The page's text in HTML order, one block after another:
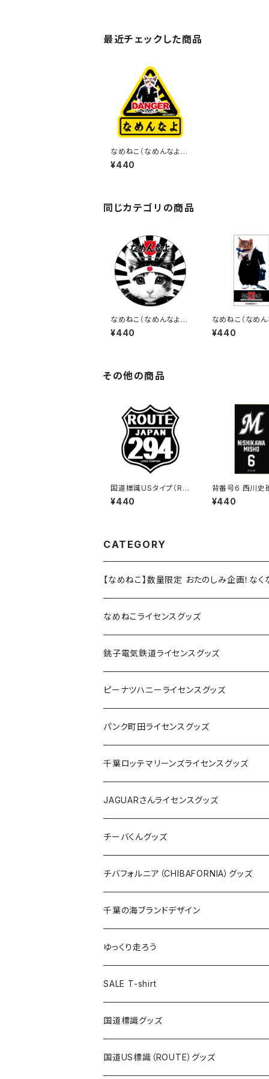
最近チェックした商品
なめねこ（なめんなよ）
ステッカー F-2
¥440
同じカテゴリの商品
なめねこ（なめんなよ）
ステッカー A-1
¥440
なめねこ（なめん
ステッカー B-16
¥440
その他の商品
国道標識USタイプ（RO
UTE）ステッカー 294
号線（ブラック）
¥440
背番号6 西川史
ロッテマリーン
ステッカー（ブラ
¥440
CATEGORY
【なめねこ】数量限定 おたのしみ企画！な
なめねこライセンスグッズ
Tシャツ
キャップ
ステッカー
缶バッジ
ホテルキーホルダー
銚子電気鉄道ライセンスグッズ
ステッカー
缶バッジ
アクリルキーホルダー
ホテルキーホルダー
クリアファイル
Tシャツ
キャップ
トートバッグ
ランチバッグ
エコバッグ
ピーナツハニーライセンスグッズ
Tシャツ
キャップ
バッグ
ステッカー
缶バッジ
キーホルダー
クリアファイル
パンク町田ライセンスグッズ
Tシャツ
キャップ
バッグ
ステッカー
缶バッジ
キーホルダー
クリアファイル
千葉ロッテマリーンズライセンスグッズ
ステッカー
ステッカー
ステッカー大
缶バッジ
缶バッジ32mm
缶バッジ54mm
エコバッグ
JAGUARさんコラボグッズ
Tシャツ
ステッカー
サコッシュ
ホテルキーホルダー
モーテルキーホルダー
トートバッグ
JAGUARさんライセンスグッズ
Tシャツ
ステッカー
缶バッジ
クリアファイル
マスク
エコバッグ
千葉ロッテマリーンズコラボ
チーバくんグッズ
Tシャツ
キャップ
エコバッグ
ステッカー
モーテルキーホルダー
ホテルキーホルダー
チバフォルニア（CHIBAFORNIA）グッズ
Tシャツ
キャップ
ステッカー
ホテルキーホルダー
千葉の海ブランドデザイン
Tシャツ
キャップ
ステッカー
ゆっくり走ろう
Tシャツ
ステッカー
ホテルキーホルダー
SALE T-shirt
国道標識グッズ
ステッカー
国道US標識（ROUTE）グッズ